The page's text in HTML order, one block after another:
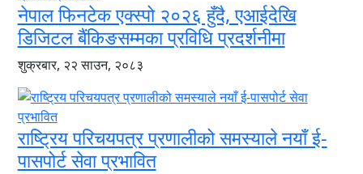
नेपाल फिनटेक एक्स्पो २०२६ हुँदै, एआईदेखि
डिजिटल बैंकिङसम्मका प्रविधि प्रदर्शनीमा
शुक्रबार, २२ साउन, २०८३
राष्ट्रिय परिचयपत्र प्रणालीको समस्याले नयाँ ई-
पासपोर्ट सेवा प्रभावित